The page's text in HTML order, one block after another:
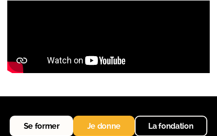
Se former Je donne La fondation